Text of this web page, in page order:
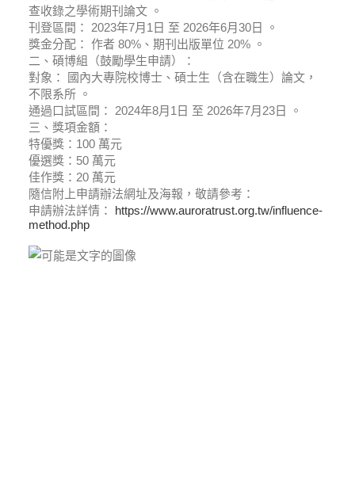
查收錄之學術期刊論文 。
刊登區間： 2023年7月1日 至 2026年6月30日 。
獎金分配： 作者 80%、期刊出版單位 20% 。
二、碩博組（鼓勵學生申請）：
對象： 國內大專院校博士、碩士生（含在職生）論文，
不限系所 。
通過口試區間： 2024年8月1日 至 2026年7月23日 。
三、獎項金額：
特優獎：100 萬元
優選獎：50 萬元
佳作獎：20 萬元
隨信附上申請辦法網址及海報，敬請參考：
申請辦法詳情： https://www.auroratrust.org.tw/influence-
method.php